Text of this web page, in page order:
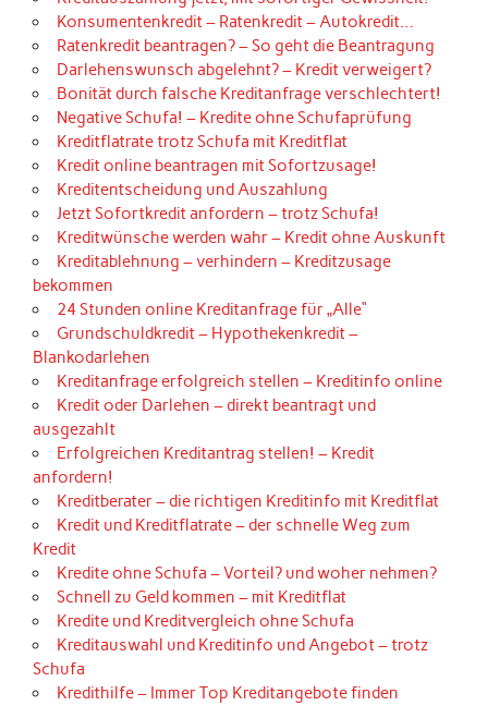
Konsumentenkredit – Ratenkredit – Autokredit…
Ratenkredit beantragen? – So geht die Beantragung
Darlehenswunsch abgelehnt? – Kredit verweigert?
Bonität durch falsche Kreditanfrage verschlechtert!
Negative Schufa! – Kredite ohne Schufaprüfung
Kreditflatrate trotz Schufa mit Kreditflat
Kredit online beantragen mit Sofortzusage!
Kreditentscheidung und Auszahlung
Jetzt Sofortkredit anfordern – trotz Schufa!
Kreditwünsche werden wahr – Kredit ohne Auskunft
Kreditablehnung – verhindern – Kreditzusage
bekommen
24 Stunden online Kreditanfrage für „Alle“
Grundschuldkredit – Hypothekenkredit –
Blankodarlehen
Kreditanfrage erfolgreich stellen – Kreditinfo online
Kredit oder Darlehen – direkt beantragt und
ausgezahlt
Erfolgreichen Kreditantrag stellen! – Kredit
anfordern!
Kreditberater – die richtigen Kreditinfo mit Kreditflat
Kredit und Kreditflatrate – der schnelle Weg zum
Kredit
Kredite ohne Schufa – Vorteil? und woher nehmen?
Schnell zu Geld kommen – mit Kreditflat
Kredite und Kreditvergleich ohne Schufa
Kreditauswahl und Kreditinfo und Angebot – trotz
Schufa
Kredithilfe – Immer Top Kreditangebote finden